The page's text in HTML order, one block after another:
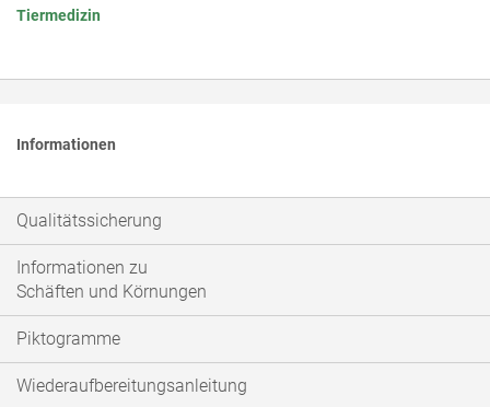
Tiermedizin
Informationen
Qualitätssicherung
Informationen zu
Schäften und Körnungen
Piktogramme
Wiederaufbereitungsanleitung